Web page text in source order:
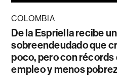
COLOMBIA
De la Espriella recibe
sobreendeudado que
poco, pero con récords
empleo y menos